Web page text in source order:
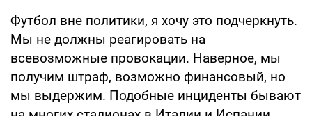
Футбол вне политики, я хочу это подчеркнуть.
Мы не должны реагировать на
всевозможные провокации. Наверное, мы
получим штраф, возможно финансовый, но
мы выдержим. Подобные инциденты бывают